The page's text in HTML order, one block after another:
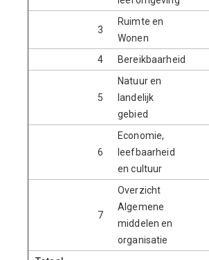
3
Ruimte en
Wonen
4 Bereikbaarheid
5
Natuur en
landelijk
gebied
6
Economie,
leefbaarheid
en cultuur
7
Overzicht
Algemene
middelen en
organisatie